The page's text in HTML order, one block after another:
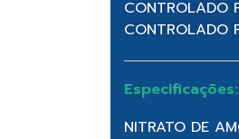
CONTROLADO
CONTROLADO
Especificações:
NITRATO DE